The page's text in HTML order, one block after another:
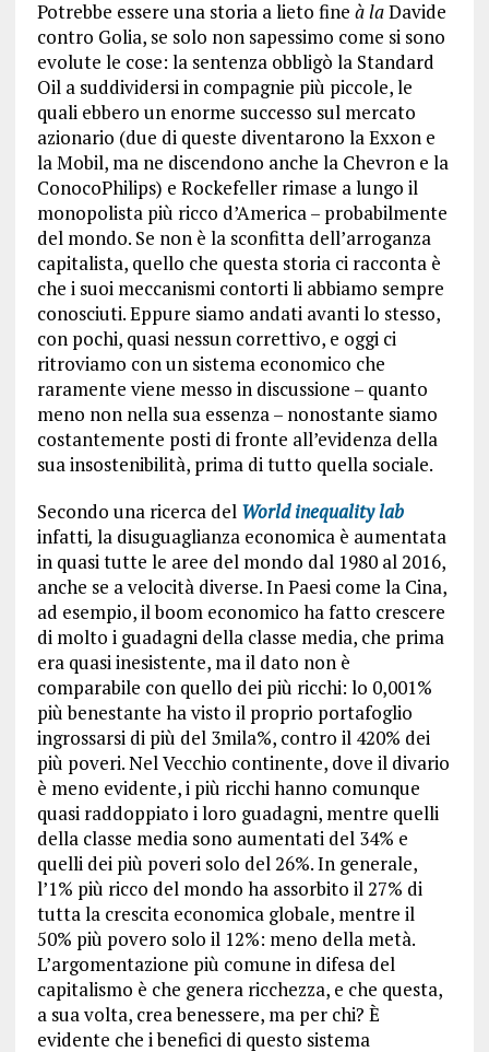
Potrebbe essere una storia a lieto fine à laDavide
contro Golia, se solo non sapessimo come si sono
evolute le cose: la sentenza obbligò la Standard
Oil a suddividersi in compagnie più piccole, le
quali ebbero un enorme successo sul mercato
azionario (due di queste diventarono la Exxon e
la Mobil, ma ne discendono anche la Chevron e la
ConocoPhilips) e Rockefeller rimase a lungo il
monopolista più ricco d’America – probabilmente
del mondo. Se non è la sconfitta dell’arroganza
capitalista, quello che questa storia ci racconta è
che i suoi meccanismi contorti li abbiamo sempre
conosciuti. Eppure siamo andati avanti lo stesso,
con pochi, quasi nessun correttivo, e oggi ci
ritroviamo con un sistema economico che
raramente viene messo in discussione – quanto
meno non nella sua essenza – nonostante siamo
costantemente posti di fronte all’evidenza della
sua insostenibilità, prima di tutto quella sociale.
Secondo una ricerca del World inequality lab
infatti, la disuguaglianza economica è aumentata
in quasi tutte le aree del mondo dal 1980 al 2016,
anche se a velocità diverse. In Paesi come la Cina,
ad esempio, il boom economico ha fatto crescere
di molto i guadagni della classe media, che prima
era quasi inesistente, ma il dato non è
comparabile con quello dei più ricchi: lo 0,001%
più benestante ha visto il proprio portafoglio
ingrossarsi di più del 3mila%, contro il 420% dei
più poveri. Nel Vecchio continente, dove il divario
è meno evidente, i più ricchi hanno comunque
quasi raddoppiato i loro guadagni, mentre quelli
della classe media sono aumentati del 34% e
quelli dei più poveri solo del 26%. In generale,
l’1% più ricco del mondo ha assorbito il 27% di
tutta la crescita economica globale, mentre il
50% più povero solo il 12%: meno della metà.
L’argomentazione più comune in difesa del
capitalismo è che genera ricchezza, e che questa,
a sua volta, crea benessere, ma per chi? È
evidente che i benefici di questo sistema